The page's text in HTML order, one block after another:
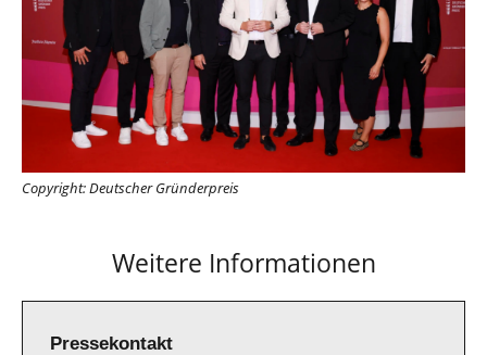
Copyright: Deutscher Gründerpreis
Weitere Informationen
Pressekontakt